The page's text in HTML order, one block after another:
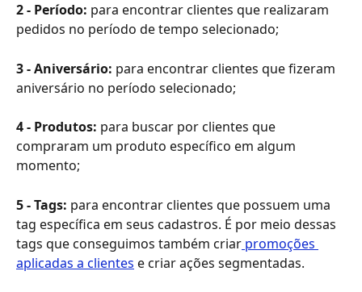
2 - Período: para encontrar clientes que realizaram
pedidos no período de tempo selecionado;
3 - Aniversário: para encontrar clientes que fizeram
aniversário no período selecionado;
4 - Produtos: para buscar por clientes que
compraram um produto específico em algum
momento;
5 - Tags: para encontrar clientes que possuem uma
tag específica em seus cadastros. É por meio dessas
tags que conseguimos também criar promoções
aplicadas a clientes e criar ações segmentadas.